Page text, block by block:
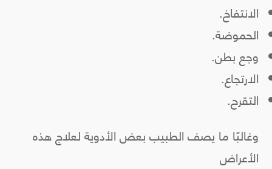
الانتفاخ.
الحموضة.
وجع بطن.
الارتجاع.
التقرح.
وغالبًا ما يصف الطبيب بعض الأدوية لعلاج هذه
الأعراض